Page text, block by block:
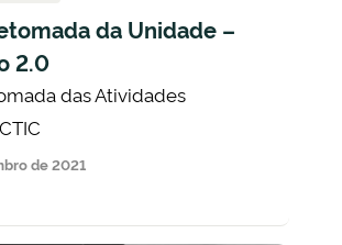
da Unidade –
2.0
das Atividades
de 2021